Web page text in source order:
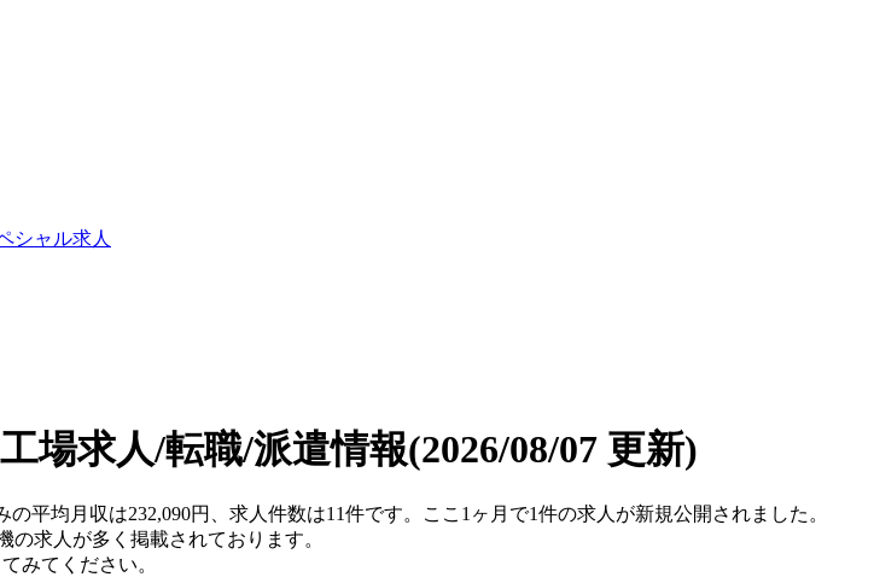
シャル求人
場求人/転職/派遣情報(2026/08/07 更新)
平均月収は232,090円、求人件数は11件です。ここ1ヶ月で1件の求人が新規公開されました。
求人が多く掲載されております。
みてください。